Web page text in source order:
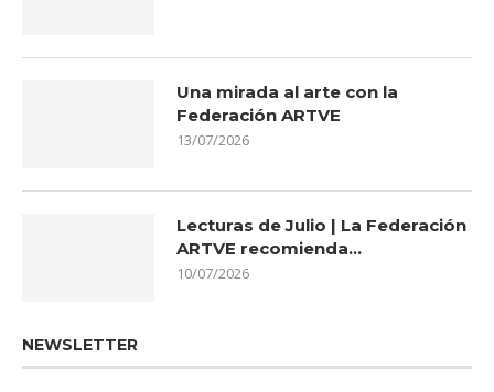
Una mirada al arte con la
Federación ARTVE
13/07/2026
Lecturas de Julio | La Federación
ARTVE recomienda…
10/07/2026
NEWSLETTER